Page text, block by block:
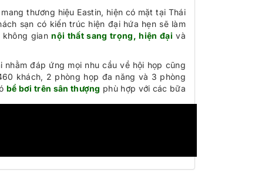
thương hiệu Eastin, hiện có mặt tại Thái
sạn có kiến trúc hiện đại hứa hẹn sẽ làm
không giannội thất sang trọng, hiện đại và
đáp ứng mọi nhu cầu về hội họp cũng
khách, 2 phòng họp đa năng và 3 phòng
bể bơi trên sân thượng phù hợp với các bữa